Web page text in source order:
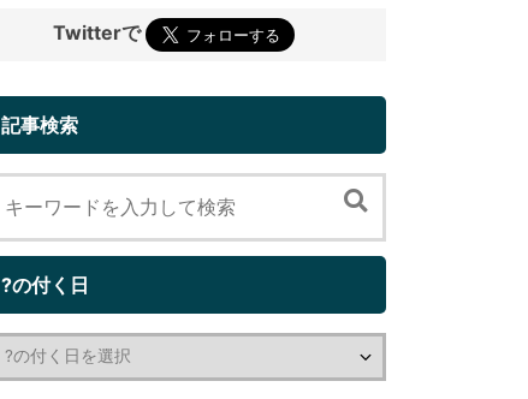
Twitterで
記事検索
?の付く日